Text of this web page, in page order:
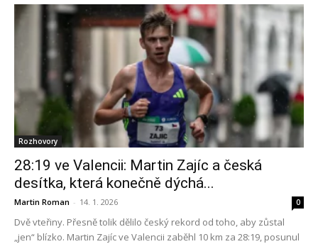
Rozhovory
28:19 ve Valencii: Martin Zajíc a česká
desítka, která konečně dýchá...
Martin Roman - 14. 1. 2026 0
Dvě vteřiny. Přesně tolik dělilo český rekord od toho, aby zůstal
„jen“ blízko. Martin Zajíc ve Valencii zaběhl 10 km za 28:19, posunul